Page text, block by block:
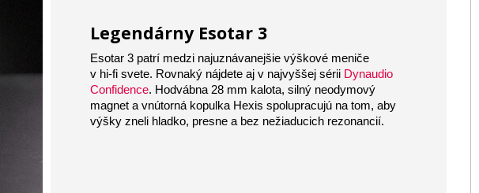
Legendárny Esotar 3
Esotar 3 patrí medzi najuznávanejšie výškové meniče
v hi‑fi svete. Rovnaký nájdete aj v najvyššej sérii Dynaudio
Confidence. Hodvábna 28 mm kalota, silný neodymový
magnet a vnútorná kopulka Hexis spolupracujú na tom, aby
výšky zneli hladko, presne a bez nežiaducich rezonancií.